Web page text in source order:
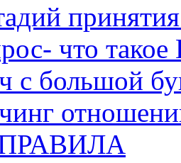
что такое
с большой